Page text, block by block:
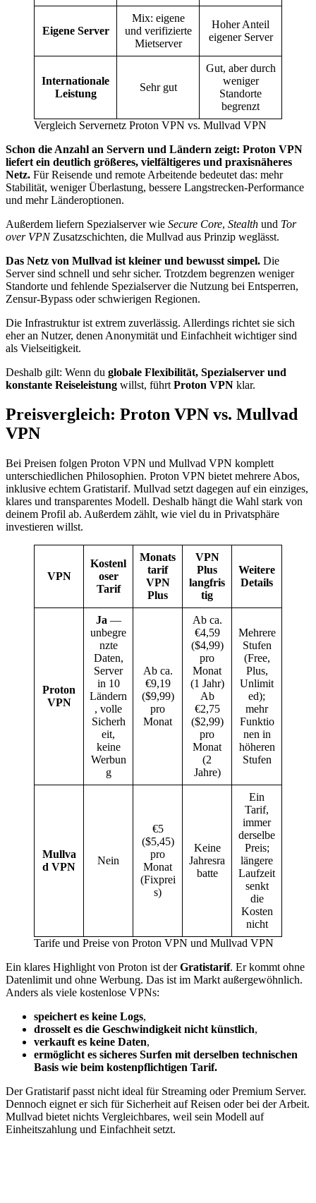
Eigene Server
Mix: eigene
und verifizierte
Mietserver
Hoher Anteil
eigener Server
Internationale
Leistung
Sehr gut
Gut, aber durch
weniger
Standorte
begrenzt
Vergleich Servernetz Proton VPN vs. Mullvad VPN
Schon die Anzahl an Servern und Ländern zeigt: Proton VPN
liefert ein deutlich größeres, vielfältigeres und praxisnäheres
Netz. Für Reisende und remote Arbeitende bedeutet das: mehr
Stabilität, weniger Überlastung, bessere Langstrecken-Performance
und mehr Länderoptionen.
Außerdem liefern Spezialserver wie Secure Core, Stealth und Tor
over VPNZusatzschichten, die Mullvad aus Prinzip weglässt.
Das Netz von Mullvad ist kleiner und bewusst simpel. Die
Server sind schnell und sehr sicher. Trotzdem begrenzen weniger
Standorte und fehlende Spezialserver die Nutzung bei Entsperren,
Zensur-Bypass oder schwierigen Regionen.
Die Infrastruktur ist extrem zuverlässig. Allerdings richtet sie sich
eher an Nutzer, denen Anonymität und Einfachheit wichtiger sind
als Vielseitigkeit.
Deshalb gilt: Wenn du globale Flexibilität, Spezialserver und
konstante Reiseleistung willst, führt Proton VPN klar.
Preisvergleich: Proton VPN vs. Mullvad
VPN
Bei Preisen folgen Proton VPN und Mullvad VPN komplett
unterschiedlichen Philosophien. Proton VPN bietet mehrere Abos,
inklusive echtem Gratistarif. Mullvad setzt dagegen auf ein einziges,
klares und transparentes Modell. Deshalb hängt die Wahl stark von
deinem Profil ab. Außerdem zählt, wie viel du in Privatsphäre
investieren willst.
VPN
Kostenl
oser
Tarif
Monats
tarif
VPN
Plus
VPN
Plus
langfris
tig
Weitere
Details
Proton
VPN
Ja —
unbegre
nzte
Daten,
Server
in 10
Ländern
, volle
Sicherh
eit,
keine
Werbun
g
Ab ca.
€9,19
($9,99)
pro
Monat
Ab ca.
€4,59
($4,99)
pro
Monat
(1 Jahr)
Ab
€2,75
($2,99)
pro
Monat
(2
Jahre)
Mehrere
Stufen
(Free,
Plus,
Unlimit
ed);
mehr
Funktio
nen in
höheren
Stufen
Mullva
d VPN
Nein
€5
($5,45)
pro
Monat
(Fixprei
s)
Keine
Jahresra
batte
Ein
Tarif,
immer
derselbe
Preis;
längere
Laufzeit
senkt
die
Kosten
nicht
Tarife und Preise von Proton VPN und Mullvad VPN
Ein klares Highlight von Proton ist derGratistarif. Er kommt ohne
Datenlimit und ohne Werbung. Das ist im Markt außergewöhnlich.
Anders als viele kostenlose VPNs:
speichert es keine Logs,
drosselt es die Geschwindigkeit nicht künstlich,
verkauft es keine Daten,
ermöglicht es sicheres Surfen mit derselben technischen
Basis wie beim kostenpflichtigen Tarif.
Der Gratistarif passt nicht ideal für Streaming oder Premium Server.
Dennoch eignet er sich für Sicherheit auf Reisen oder bei der Arbeit.
Mullvad bietet nichts Vergleichbares, weil sein Modell auf
Einheitszahlung und Einfachheit setzt.